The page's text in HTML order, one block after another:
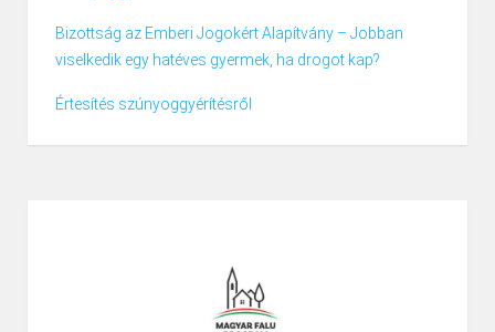
Bizottság az Emberi Jogokért Alapítvány – Jobban
viselkedik egy hatéves gyermek, ha drogot kap?
Értesítés szúnyoggyérítésről